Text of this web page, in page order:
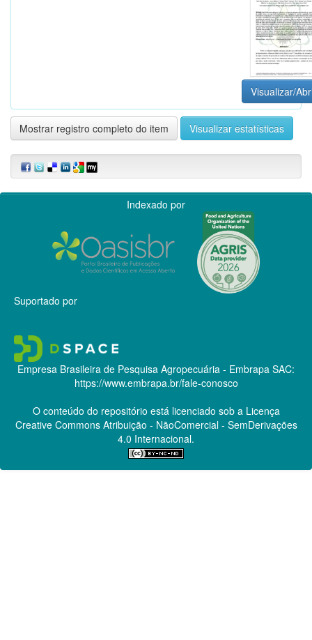
Visualizar/
Mostrar registro completo do item Visualizar estatísticas
Indexado por
Suportado por
Empresa Brasileira de Pesquisa Agropecuária - Embrapa SAC:
https://www.embrapa.br/fale-conosco
O conteúdo do repositório está licenciado sob a Licença
Creative CommonsAtribuição - NãoComercial - SemDerivações
4.0 Internacional.